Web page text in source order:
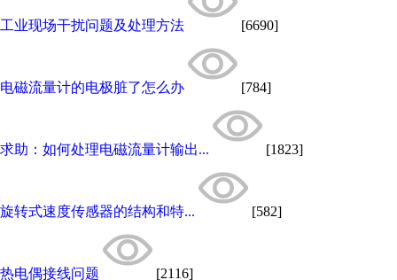
工业现场干扰问题及处理方法 [6690]
电磁流量计的电极脏了怎么办 [784]
求助：如何处理电磁流量计输出... [1823]
旋转式速度传感器的结构和特... [582]
热电偶接线问题 [2116]